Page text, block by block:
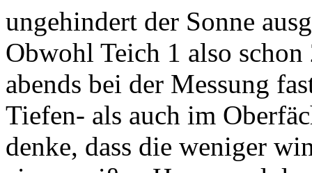
ungehindert der Sonne
Obwohl Teich 1 also
abends bei der Messung
Tiefen- als auch im
denke, dass die weniger